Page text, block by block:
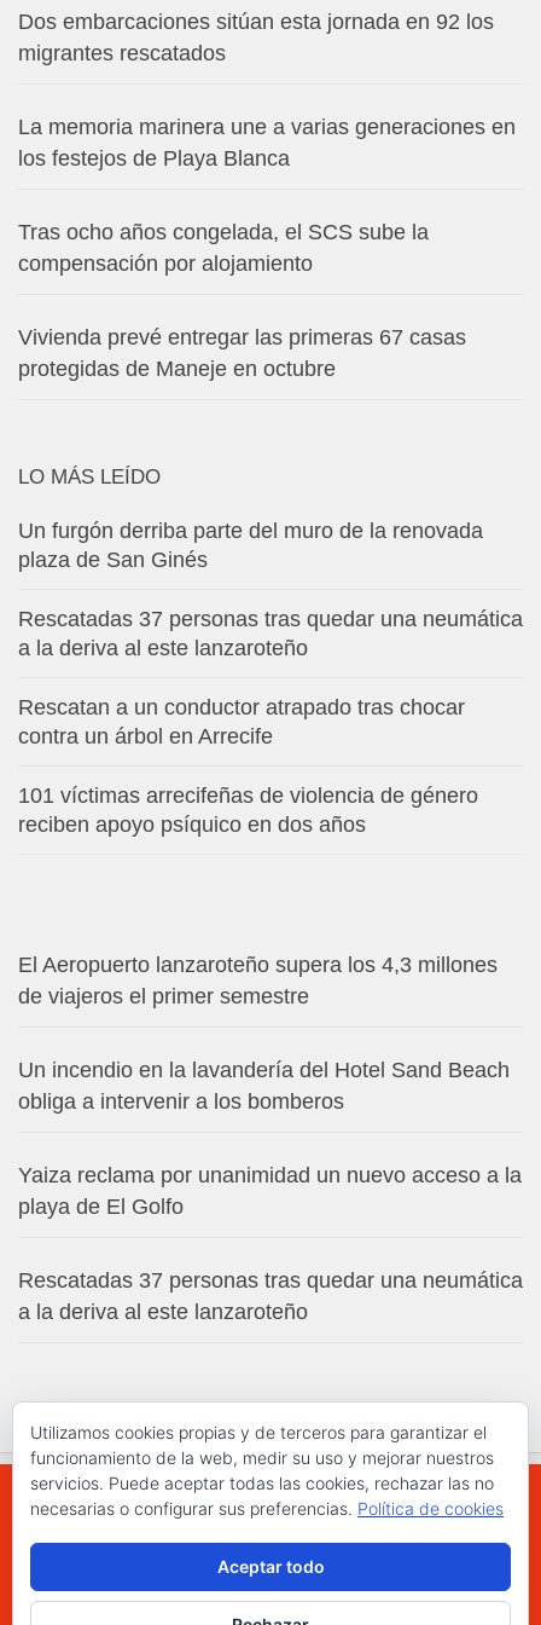
Dos embarcaciones sitúan esta jornada en 92 los
migrantes rescatados
La memoria marinera une a varias generaciones en
los festejos de Playa Blanca
Tras ocho años congelada, el SCS sube la
compensación por alojamiento
Vivienda prevé entregar las primeras 67 casas
protegidas de Maneje en octubre
LO MÁS LEÍDO
Un furgón derriba parte del muro de la renovada
plaza de San Ginés
Rescatadas 37 personas tras quedar una neumática
a la deriva al este lanzaroteño
Rescatan a un conductor atrapado tras chocar
contra un árbol en Arrecife
101 víctimas arrecifeñas de violencia de género
reciben apoyo psíquico en dos años
El Aeropuerto lanzaroteño supera los 4,3 millones
de viajeros el primer semestre
Un incendio en la lavandería del Hotel Sand Beach
obliga a intervenir a los bomberos
Yaiza reclama por unanimidad un nuevo acceso a la
playa de El Golfo
Rescatadas 37 personas tras quedar una neumática
a la deriva al este lanzaroteño
WWW.ELCHAPLON.COM © 2026. Todos los
derechos reservados.
Utilizamos cookies propias y de terceros para garantizar el
funcionamiento de la web, medir su uso y mejorar nuestros
servicios. Puede aceptar todas las cookies, rechazar las no
necesarias o configurar sus preferencias. Política de cookies
Aceptar todo